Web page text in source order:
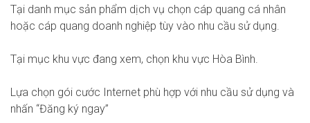
Tại danh mục sản phẩm dịch vụ chọn cáp quang cá nhân
hoặc cáp quang doanh nghiệp tùy vào nhu cầu sử dụng.
Tại mục khu vực đang xem, chọn khu vực Hòa Bình.
Lựa chọn gói cước Internet phù hợp với nhu cầu sử dụng và
nhấn “Đăng ký ngay”